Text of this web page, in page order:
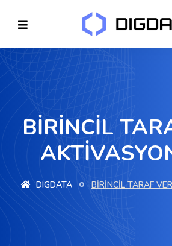
BİRİNCİL
DIGDATA BİRİNCİL TARAF